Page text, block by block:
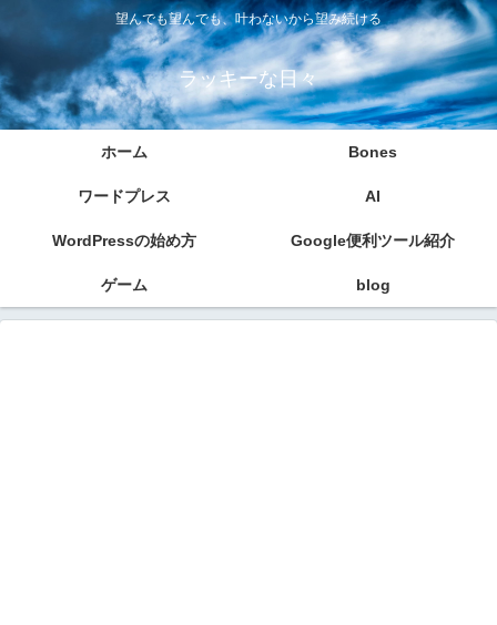
望んでも望んでも、叶わないから望み続ける
ラッキーな日々
ホーム Bones
ワードプレス AI
WordPressの始め方 Google便利ツール紹介
ゲーム blog